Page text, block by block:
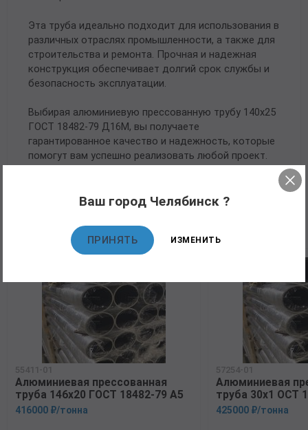
Эта труба идеально подходит для использования в
различных отраслях промышленности, а также для
строительства и ремонта. Прочная и надежная
конструкция обеспечивает долгий срок службы и
безопасность эксплуатации.
Выбирая алюминиевую прессованную трубу 140х25
ГОСТ 18482-79 Д16М, вы получаете
гарантированное качество и надежность, которые
помогут вам успешно реализовать любой проект.
Рекомендуемые товары
55411-01
Алюминиевая прессованная
труба 146х20 ГОСТ 18482-79 А5
416000 ₽/тонна
57254-01
Алюминиевая
труба 30х1 ОСТ
425000 ₽/тонна
Ваш город Челябинск ?
ПРИНЯТЬ ИЗМЕНИТЬ